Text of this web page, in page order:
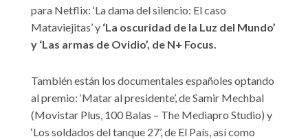
para Netflix: ‘La dama del silencio: El caso
Mataviejitas’ y ‘La oscuridad de la Luz del Mundo’
y ‘Las armas de Ovidio’, de N+ Focus.
También están los documentales españoles optando
al premio: ‘Matar al presidente’, de Samir Mechbal
(Movistar Plus, 100 Balas – The Mediapro Studio) y
‘Los soldados del tanque 27’, de El País, así como